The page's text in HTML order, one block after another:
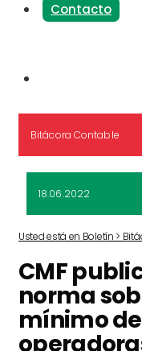
Contacto
Bitácora Contable
18.06.2022
Usted está en Boletín >
CMF
norma
mínimo